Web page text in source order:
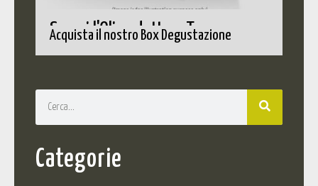
Scopri l'Olio adatto a Te
Acquista il nostro Box Degustazione
Categorie